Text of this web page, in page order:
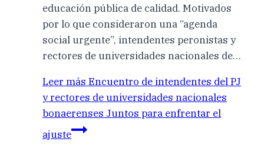
educación pública de calidad. Motivados
por lo que consideraron una “agenda
social urgente”, intendentes peronistas y
rectores de universidades nacionales de…
Leer más Encuentro de intendentes del PJ
y rectores de universidades nacionales
bonaerenses Juntos para enfrentar el
ajuste